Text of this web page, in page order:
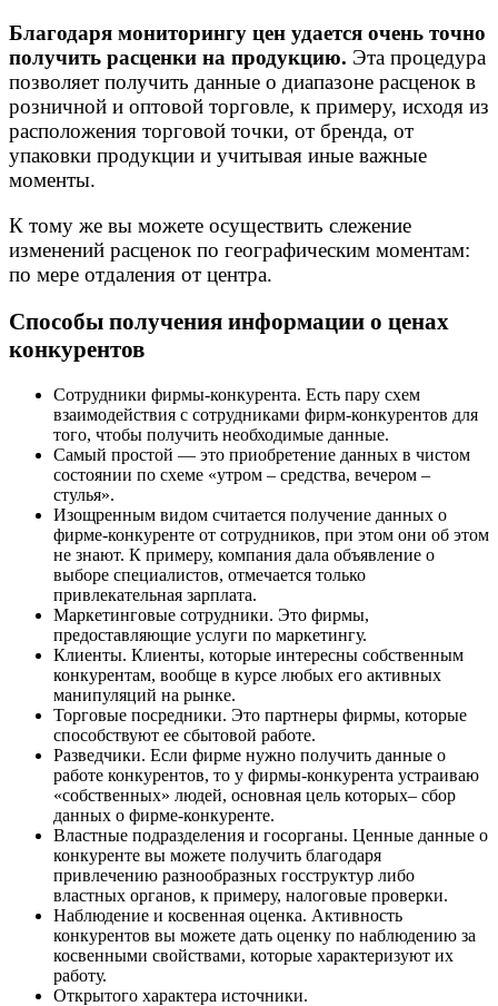
Благодаря мониторингу цен удается очень точно
получить расценки на продукцию. Эта процедура
позволяет получить данные о диапазоне расценок в
розничной и оптовой торговле, к примеру, исходя из
расположения торговой точки, от бренда, от
упаковки продукции и учитывая иные важные
моменты.
К тому же вы можете осуществить слежение
изменений расценок по географическим моментам:
по мере отдаления от центра.
Способы получения информации о ценах
конкурентов
Сотрудники фирмы-конкурента. Есть пару схем
взаимодействия с сотрудниками фирм-конкурентов для
того, чтобы получить необходимые данные.
Самый простой — это приобретение данных в чистом
состоянии по схеме «утром – средства, вечером –
стулья».
Изощренным видом считается получение данных о
фирме-конкуренте от сотрудников, при этом они об этом
не знают. К примеру, компания дала объявление о
выборе специалистов, отмечается только
привлекательная зарплата.
Маркетинговые сотрудники. Это фирмы,
предоставляющие услуги по маркетингу.
Клиенты. Клиенты, которые интересны собственным
конкурентам, вообще в курсе любых его активных
манипуляций на рынке.
Торговые посредники. Это партнеры фирмы, которые
способствуют ее сбытовой работе.
Разведчики. Если фирме нужно получить данные о
работе конкурентов, то у фирмы-конкурента устраиваю
«собственных» людей, основная цель которых– сбор
данных о фирме-конкуренте.
Властные подразделения и госорганы. Ценные данные о
конкуренте вы можете получить благодаря
привлечению разнообразных госструктур либо
властных органов, к примеру, налоговые проверки.
Наблюдение и косвенная оценка. Активность
конкурентов вы можете дать оценку по наблюдению за
косвенными свойствами, которые характеризуют их
работу.
Открытого характера источники.